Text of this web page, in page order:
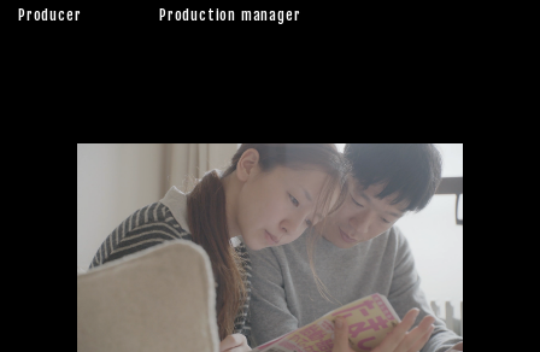
Producer Production manager